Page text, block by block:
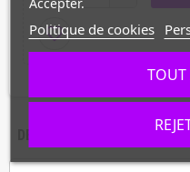
favorite_border
Politique de cookies
TOUT